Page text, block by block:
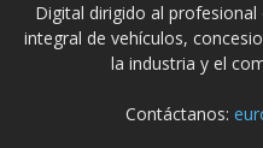
Digital dirigido al
integral de vehículos,
la industria y el
Contáctanos: